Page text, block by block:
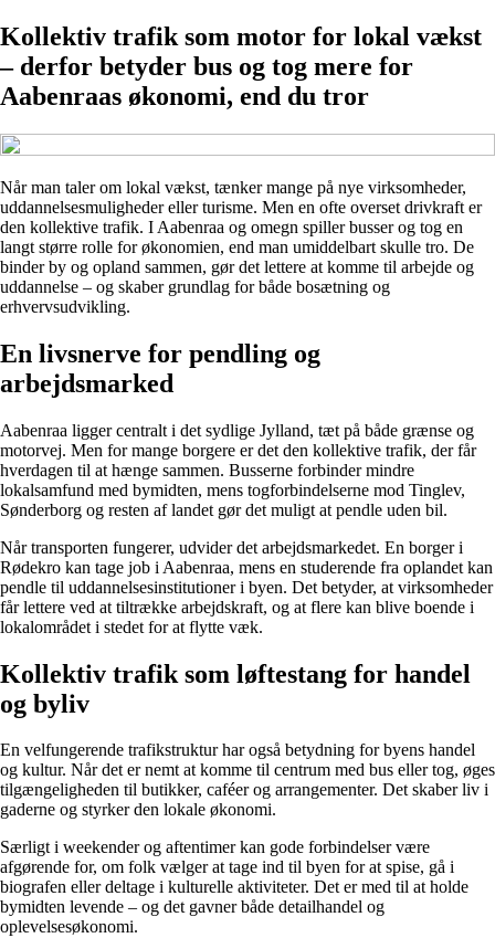
Kollektiv trafik som motor for lokal vækst
– derfor betyder bus og tog mere for
Aabenraas økonomi, end du tror
Når man taler om lokal vækst, tænker mange på nye virksomheder,
uddannelsesmuligheder eller turisme. Men en ofte overset drivkraft er
den kollektive trafik. I Aabenraa og omegn spiller busser og tog en
langt større rolle for økonomien, end man umiddelbart skulle tro. De
binder by og opland sammen, gør det lettere at komme til arbejde og
uddannelse – og skaber grundlag for både bosætning og
erhvervsudvikling.
En livsnerve for pendling og
arbejdsmarked
Aabenraa ligger centralt i det sydlige Jylland, tæt på både grænse og
motorvej. Men for mange borgere er det den kollektive trafik, der får
hverdagen til at hænge sammen. Busserne forbinder mindre
lokalsamfund med bymidten, mens togforbindelserne mod Tinglev,
Sønderborg og resten af landet gør det muligt at pendle uden bil.
Når transporten fungerer, udvider det arbejdsmarkedet. En borger i
Rødekro kan tage job i Aabenraa, mens en studerende fra oplandet kan
pendle til uddannelsesinstitutioner i byen. Det betyder, at virksomheder
får lettere ved at tiltrække arbejdskraft, og at flere kan blive boende i
lokalområdet i stedet for at flytte væk.
Kollektiv trafik som løftestang for handel
og byliv
En velfungerende trafikstruktur har også betydning for byens handel
og kultur. Når det er nemt at komme til centrum med bus eller tog, øges
tilgængeligheden til butikker, caféer og arrangementer. Det skaber liv i
gaderne og styrker den lokale økonomi.
Særligt i weekender og aftentimer kan gode forbindelser være
afgørende for, om folk vælger at tage ind til byen for at spise, gå i
biografen eller deltage i kulturelle aktiviteter. Det er med til at holde
bymidten levende – og det gavner både detailhandel og
oplevelsesøkonomi.